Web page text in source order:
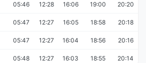
05:46 12:28 16:06 19:00 20:20
05:47 12:27 16:05 18:58 20:18
05:47 12:27 16:04 18:56 20:16
05:48 12:27 16:03 18:55 20:14